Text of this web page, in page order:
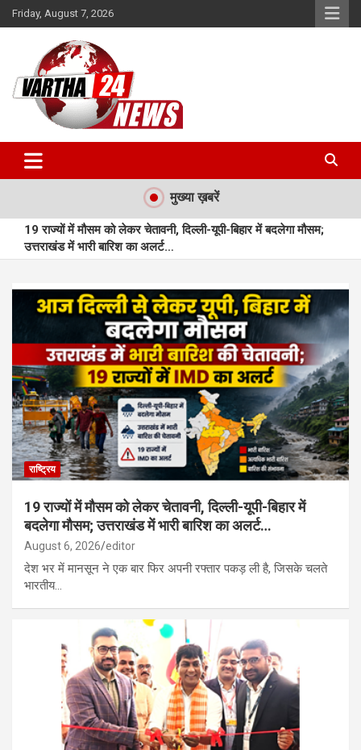
Skip
to
Friday, August 7, 2026
Vartha 24
मुख्या ख़बरें
19 राज्यों में मौसम को लेकर चेतावनी, दिल्ली-यूपी-बिहार में बदलेगा मौसम;
उत्तराखंड में भारी बारिश का अलर्ट…
शुभारंभ…
मुंगेली : प्राकृतिक बीजों से सजी राखियां बनीं आत्मनिर्भरता की नई पहचान…
मुंगेली : बछेरा में आधुनिक आंगनबाड़ी भवन बना आकर्षण का केंद्र…
रूस के साथ उत्तर कोरिया की सैन्य साझेदारी गहरी, मिसाइल यूनिट तैनात; यूक्रेन
पर हमले की तैयारी…
राष्ट्रिय
19 राज्यों में मौसम को लेकर चेतावनी, दिल्ली-यूपी-बिहार में
बदलेगा मौसम; उत्तराखंड में भारी बारिश का अलर्ट…
August 6, 2026 editor
देश भर में मानसून ने एक बार फिर अपनी रफ्तार पकड़ ली है, जिसके चलते
भारतीय…